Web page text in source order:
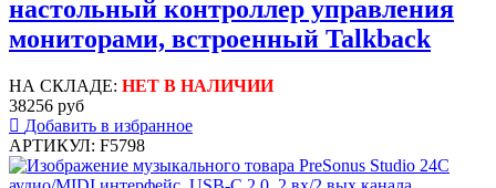
настольный контроллер управления
мониторами, встроенный Talkback
НА СКЛАДЕ: НЕТ В НАЛИЧИИ
38256 руб
Добавить в избранное
АРТИКУЛ: F5798